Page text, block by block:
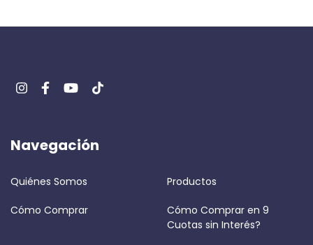
Navegación
Quiénes Somos Productos
Cómo Comprar
Cómo Comprar en 9
Cuotas sin Interés?